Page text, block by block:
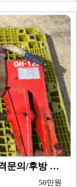
코태치/후방 원터치 탈부착기/규격문의/후방 원터치 탈부…
50만원